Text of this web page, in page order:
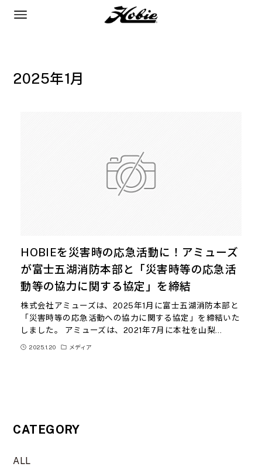
CATEGORY
ALL
2025年1月
HOBIEを災害時の応急活動に！アミューズ
が富士五湖消防本部と「災害時等の応急活
動等の協力に関する協定」を締結
株式会社アミューズは、2025年1月に富士五湖消防本部と
「災害時等の応急活動への協力に関する協定」を締結いた
しました。 アミューズは、2021年7月に本社を山梨…
2025.1.20 メディア